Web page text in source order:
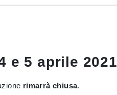
e 5 aprile 2021
rimarrà chiusa.